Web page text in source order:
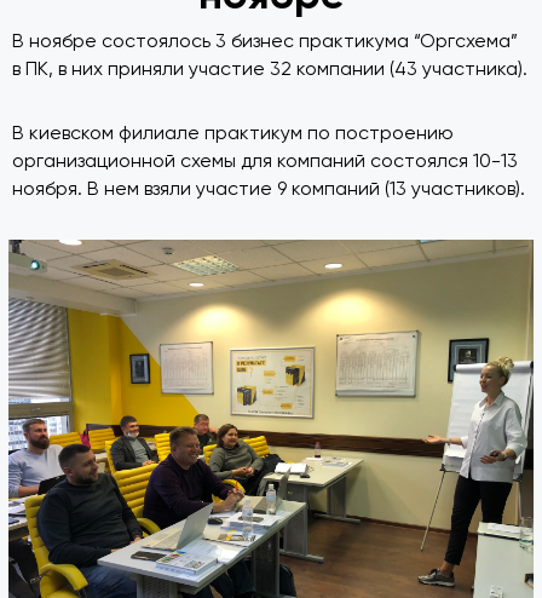
В ноябре состоялось 3 бизнес практикума “Оргсхема”
в ПК, в них приняли участие 32 компании (43 участника).
В киевском филиале практикум по построению
организационной схемы для компаний состоялся 10-13
ноября. В нем взяли участие 9 компаний (13 участников).